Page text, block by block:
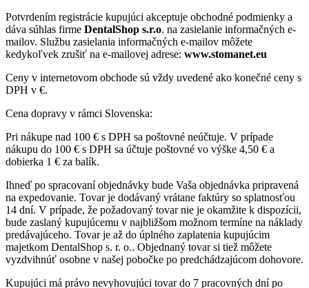
Potvrdením registrácie kupujúci akceptuje obchodné podmienky a
dáva súhlas firme DentalShop s.r.o. na zasielanie informačných e-
mailov. Službu zasielania informačných e-mailov môžete
kedykoľvek zrušiť na e-mailovej adrese: www.stomanet.eu
Ceny v internetovom obchode sú vždy uvedené ako konečné ceny s
DPH v €.
Cena dopravy v rámci Slovenska:
Pri nákupe nad 100 € s DPH sa poštovné neúčtuje. V prípade
nákupu do 100 € s DPH sa účtuje poštovné vo výške 4,50 € a
dobierka 1 € za balík.
Ihneď po spracovaní objednávky bude Vaša objednávka pripravená
na expedovanie. Tovar je dodávaný vrátane faktúry so splatnosťou
14 dní. V prípade, že požadovaný tovar nie je okamžite k dispozícii,
bude zaslaný kupujúcemu v najbližšom možnom termíne na náklady
predávajúceho. Tovar je až do úplného zaplatenia kupujúcim
majetkom DentalShop s. r. o.. Objednaný tovar si tiež môžete
vyzdvihnúť osobne v našej pobočke po predchádzajúcom dohovore.
Kupujúci má právo nevyhovujúci tovar do 7 pracovných dní po